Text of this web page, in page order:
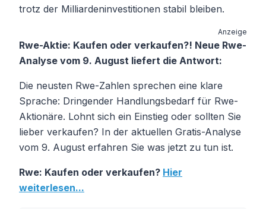
trotz der Milliardeninvestitionen stabil bleiben.
Anzeige
Rwe-Aktie: Kaufen oder verkaufen?! Neue Rwe-
Analyse vom 9. August liefert die Antwort:
Die neusten Rwe-Zahlen sprechen eine klare
Sprache: Dringender Handlungsbedarf für Rwe-
Aktionäre. Lohnt sich ein Einstieg oder sollten Sie
lieber verkaufen? In der aktuellen Gratis-Analyse
vom 9. August erfahren Sie was jetzt zu tun ist.
Rwe: Kaufen oder verkaufen? Hier
weiterlesen...